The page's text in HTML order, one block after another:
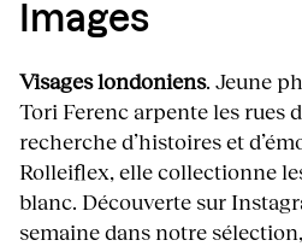
Images
Visages londoniens. Jeune
Tori Ferenc arpente les rues
recherche d’histoires et
Rolleiflex, elle collectionne
blanc. Découverte sur
semaine dans notre